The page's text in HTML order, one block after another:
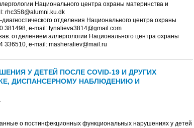
Национального центра охраны материнства и
rhc358@alumni.ku.dk
отделения Национального центра охраны
381498, e-mail: tynalieva3814@gmail.com
отделением аллергологии Национального центра охраны
336510, e-mail: masheraliev@mail.ru
У ДЕТЕЙ ПОСЛЕ COVID-19 И ДРУГИХ
ДИСПАНСЕРНОМУ НАБЛЮДЕНИЮ И
о постинфекционных функциональных нарушениях у детей